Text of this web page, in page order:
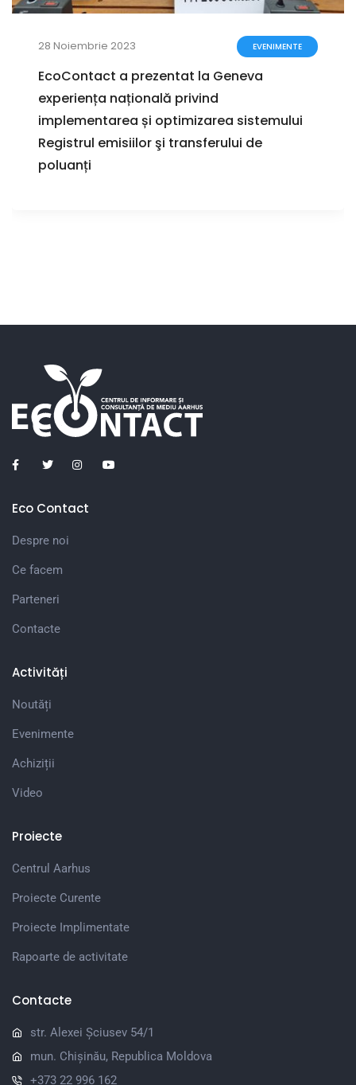
28 Noiembrie 2023 EVENIMENTE
EcoContact a prezentat la Geneva
experiența națională privind
implementarea și optimizarea sistemului
Registrul emisiilor şi transferului de
poluanți
Eco Contact
Despre noi
Ce facem
Parteneri
Contacte
Activități
Noutăți
Evenimente
Achiziții
Video
Proiecte
Centrul Aarhus
Proiecte Curente
Proiecte Implimentate
Rapoarte de activitate
Contacte
str. Alexei Șciusev 54/1
mun. Chișinău, Republica Moldova
+373 22 996 162